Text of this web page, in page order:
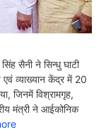
सैनी ने सिन्धु घाटी
एवं व्याख्यान केंद्र में 20
जिनमें विश्रामगृह,
मंत्री ने आईकोनिक